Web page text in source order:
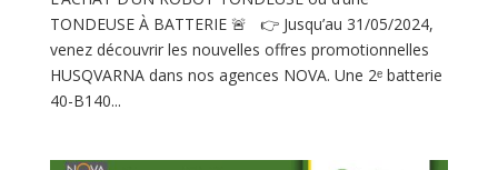
TONDEUSE À BATTERIE 🚨 👉 Jusqu’au 31/05/2024,
venez découvrir les nouvelles offres promotionnelles
HUSQVARNA dans nos agences NOVA. Une 2ᵉ batterie
40-B140...